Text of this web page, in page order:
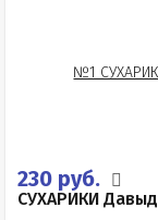
230 руб.
СУХАРИКИ